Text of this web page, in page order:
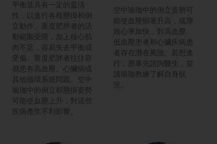
平衡並具有一定的靈活
性，以進行各種懸掛和倒
立動作。重度肥胖者的活
動範圍受限，加上核心肌
肉不足，容易失去平衡或
受傷。重度肥胖者往往容
易患有高血壓、心臟病或
其他循環系統問題。空中
瑜珈中的倒立和懸掛姿勢
可能使血壓上升，對這些
疾病產生不利影響。
空中瑜珈中的倒立姿勢可
能使血壓顯著升高，或導
致心率加快，對高血壓、
低血壓患者和心臟疾病患
者存在潛在風險。若想進
行，應事先諮詢醫生，並
讓瑜珈教練了解自身狀
況。